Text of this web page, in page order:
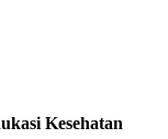
Kesehatan